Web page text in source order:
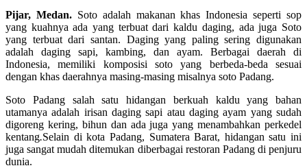
Pijar, Medan. Soto adalah makanan khas Indonesia seperti sop
yang kuahnya ada yang terbuat dari kaldu daging, ada juga Soto
yang terbuat dari santan. Daging yang paling sering digunakan
adalah daging sapi, kambing, dan ayam. Berbagai daerah di
Indonesia, memiliki komposisi soto yang berbeda-beda sesuai
dengan khas daerahnya masing-masing misalnya soto Padang.
Soto Padang salah satu hidangan berkuah kaldu yang bahan
utamanya adalah irisan daging sapi atau daging ayam yang sudah
digoreng kering, bihun dan ada juga yang menambahkan perkedel
kentang.Selain di kota Padang, Sumatera Barat, hidangan satu ini
juga sangat mudah ditemukan diberbagai restoran Padang di penjuru
dunia.